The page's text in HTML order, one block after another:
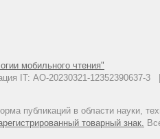
мобильного чтения"
IT: АО-20230321-
публикаций в области науки,
товарный знак.